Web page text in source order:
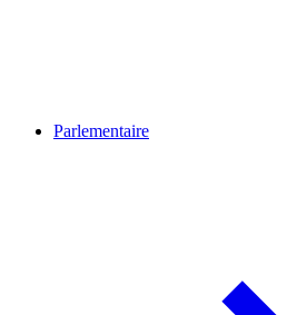
Parlementaire